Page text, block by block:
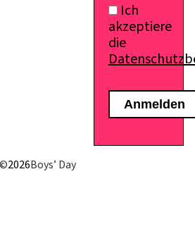
Ich
akzeptiere
die
©2026Boys’ Day